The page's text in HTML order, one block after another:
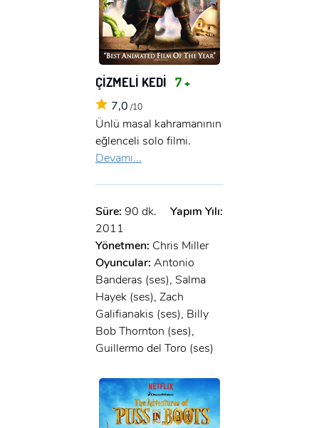
ÇİZMELİ KEDİ 7 +
7,0 /10
Ünlü masal kahramanının
eğlenceli solo filmi.
Devamı...
Süre: 90 dk.
Yapım Yılı:
2011
Yönetmen: Chris Miller
Oyuncular: Antonio
Banderas (ses), Salma
Hayek (ses), Zach
Galifianakis (ses), Billy
Bob Thornton (ses),
Guillermo del Toro (ses)